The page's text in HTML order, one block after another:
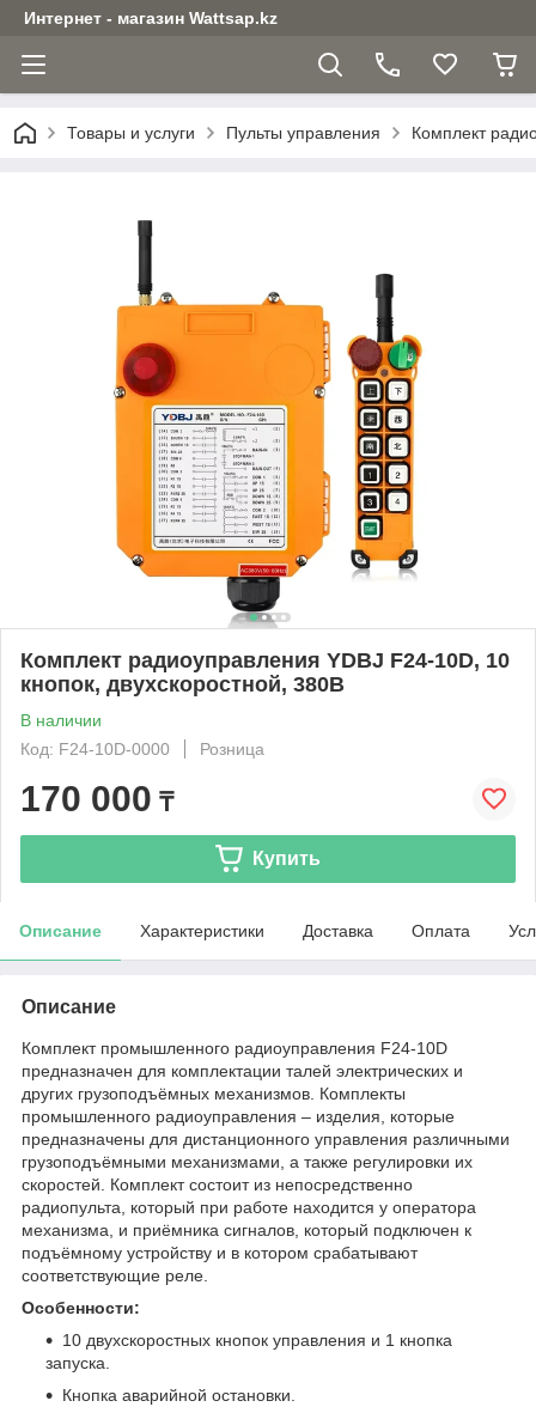
Интернет - магазин Wattsap.kz
Товары и услуги Пульты управления Комплект
Комплект радиоуправления YDBJ F24-10D, 10
кнопок, двухскоростной, 380В
В наличии
Код: F24-10D-0000
Розница
170 000 ₸
Купить
Описание Характеристики Доставка Оплата
Описание
Комплект промышленного радиоуправления F24-10D
предназначен для комплектации талей электрических и
других грузоподъёмных механизмов. Комплекты
промышленного радиоуправления – изделия, которые
предназначены для дистанционного управления различными
грузоподъёмными механизмами, а также регулировки их
скоростей. Комплект состоит из непосредственно
радиопульта, который при работе находится у оператора
механизма, и приёмника сигналов, который подключен к
подъёмному устройству и в котором срабатывают
соответствующие реле.
Особенности:
10 двухскоростных кнопок управления и 1 кнопка
запуска.
Кнопка аварийной остановки.